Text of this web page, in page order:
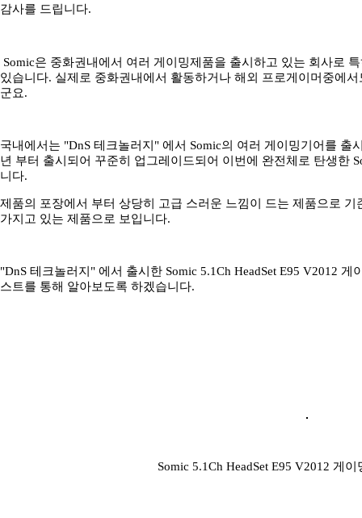
감사를 드립니다.
Somic은 중화권내에서 여러 게이밍제품을 출시하고 있는 회사로
있습니다. 실제로 중화권내에서 활동하거나 해외 프로게이머중에
군요.
국내에서는 "DnS 테크놀러지" 에서 Somic의 여러 게이밍기어를 출
년 부터 출시되어 꾸준히 업그레이드되어 이번에 완전체로 탄생한
니다.
제품의 포장에서 부터 상당히 고급 스러운 느낌이 드는 제품으로
가지고 있는 제품으로 보입니다.
"DnS 테크놀러지" 에서 출시한 Somic 5.1Ch HeadSet E95 V2012
스트를 통해 알아보도록 하겠습니다.
Somic 5.1Ch HeadSet E95 V2012 게